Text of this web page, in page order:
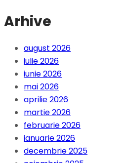
Arhive
august 2026
iulie 2026
iunie 2026
mai 2026
aprilie 2026
martie 2026
februarie 2026
ianuarie 2026
decembrie 2025